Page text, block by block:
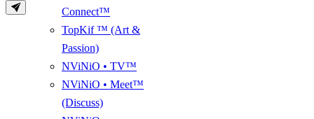
Connect™
TopKif ™ (Art &
Passion)
NViNiO • TV™
NViNiO • Meet™
(Discuss)